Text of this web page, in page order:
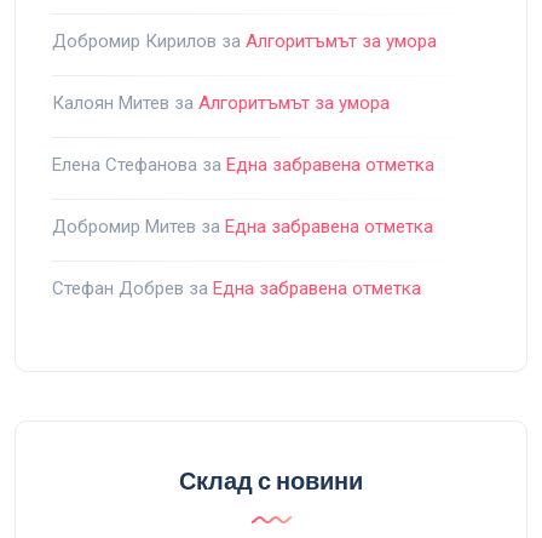
Добромир Кирилов за Алгоритъмът за умора
Калоян Митев за Алгоритъмът за умора
Елена Стефанова за Една забравена отметка
Добромир Митев за Една забравена отметка
Стефан Добрев за Една забравена отметка
Склад с новини